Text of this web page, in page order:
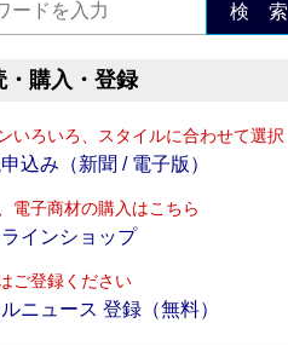
検 索
・購入・登録
いろいろ、スタイルに合わせて選択
込み（新聞 / 電子版）
電子商材の購入はこちら
インショップ
ご登録ください
ニュース 登録（無料）